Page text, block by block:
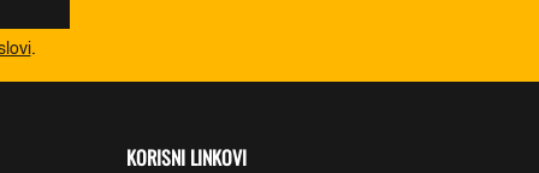
.
KORISNI LINKOVI